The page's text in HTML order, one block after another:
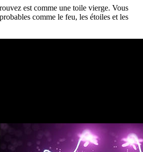
est comme une toile vierge. Vous
comme le feu, les étoiles et les